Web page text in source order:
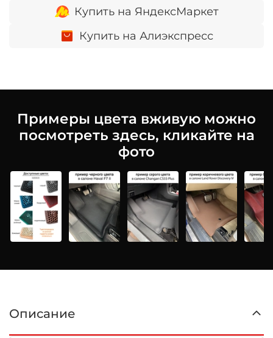
Купить на ЯндексМаркет
Купить на Алиэкспресс
Примеры цвета вживую можно
посмотреть здесь, кликайте на
фото
Описание